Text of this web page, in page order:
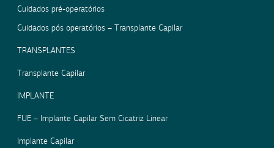
Cuidados pré-operatórios
Cuidados pós operatórios – Transplante Capilar
TRANSPLANTES
Transplante Capilar
IMPLANTE
FUE – Implante Capilar Sem Cicatriz Linear
Implante Capilar